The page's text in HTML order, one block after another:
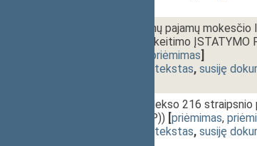
Fizinių asmenų pajamų
straipsnių pakeitimo ĮSTATYMO
priėmimas]
dokumento tekstas, susiję
Muitinės kodekso 216
IXP-557(2SP)) [priėmimas,
dokumento tekstas, susiję